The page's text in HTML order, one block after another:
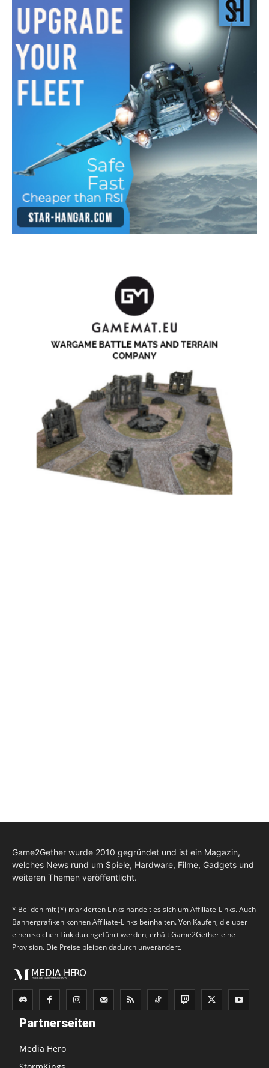
Game2Gether wurde 2010 gegründet und ist ein Magazin,
welches News rund um Spiele, Hardware, Filme, Gadgets und
weiteren Themen veröffentlicht.
* Bei den mit (*) markierten Links handelt es sich um Affiliate-Links. Auch
Bannergrafiken können Affiliate-Links beinhalten. Von Käufen, die über
einen solchen Link durchgeführt werden, erhält Game2Gether eine
Provision. Die Preise bleiben dadurch unverändert.
Partnerseiten
Media Hero